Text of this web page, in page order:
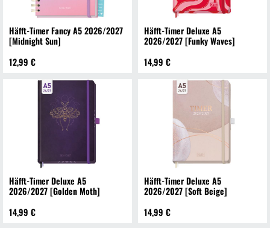
Häfft-Timer Fancy A5 2026/2027
[Midnight Sun]
12,99 €
Häfft-Timer Deluxe A5
2026/2027 [Funky Waves]
14,99 €
Häfft-Timer Deluxe A5
2026/2027 [Golden Moth]
14,99 €
Häfft-Timer Deluxe A5
2026/2027 [Soft Beige]
14,99 €